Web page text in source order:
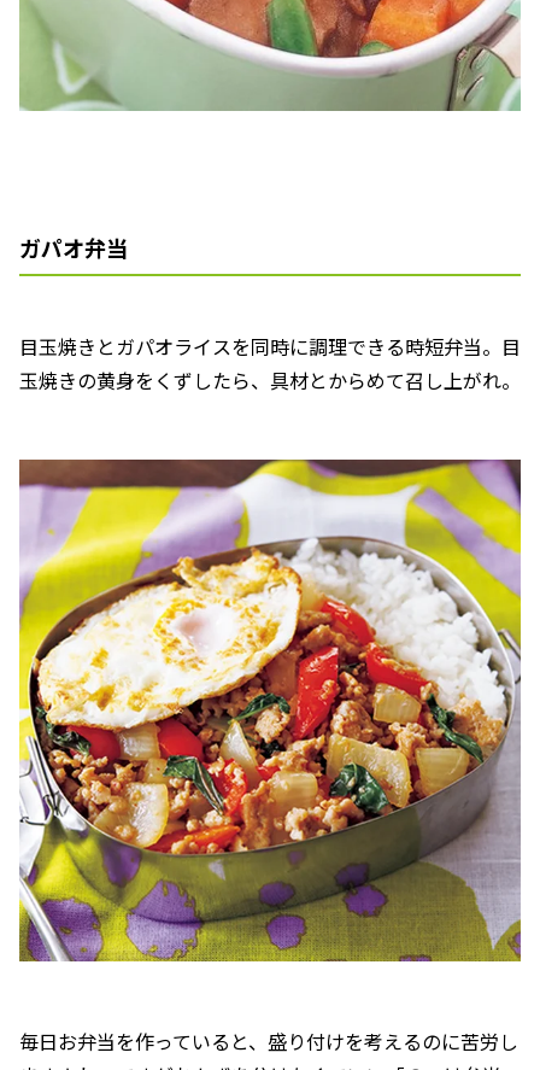
ガパオ弁当
目玉焼きとガパオライスを同時に調理できる時短弁当。目
玉焼きの黄身をくずしたら、具材とからめて召し上がれ。
毎日お弁当を作っていると、盛り付けを考えるのに苦労し